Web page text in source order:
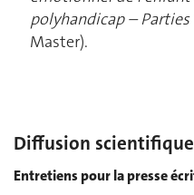
polyhandicap – Parties
Master).
Diffusion scientifique
Entretiens pour la presse